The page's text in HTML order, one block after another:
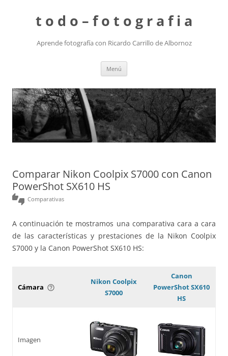
t o d o – f o t o g r a f i a
Aprende fotografía con Ricardo Carrillo de Albornoz
Menú
Comparar Nikon Coolpix S7000 con Canon
PowerShot SX610 HS
thumbs_up_down Comparativas
A continuación te mostramos una comparativa cara a cara
de las características y prestaciones de la Nikon Coolpix
S7000 y la Canon PowerShot SX610 HS:
Cámara help_outline
Nikon Coolpix
S7000
Canon
PowerShot SX610
HS
Imagen